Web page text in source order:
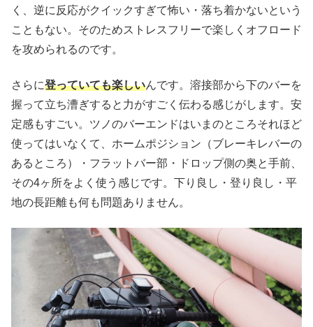
く、逆に反応がクイックすぎて怖い・落ち着かないという
こともない。そのためストレスフリーで楽しくオフロード
を攻められるのです。
さらに登っていても楽しいんです。溶接部から下のバーを
握って立ち漕ぎすると力がすごく伝わる感じがします。安
定感もすごい。ツノのバーエンドはいまのところそれほど
使ってはいなくて、ホームポジション（ブレーキレバーの
あるところ）・フラットバー部・ドロップ側の奥と手前、
その4ヶ所をよく使う感じです。下り良し・登り良し・平
地の長距離も何も問題ありません。